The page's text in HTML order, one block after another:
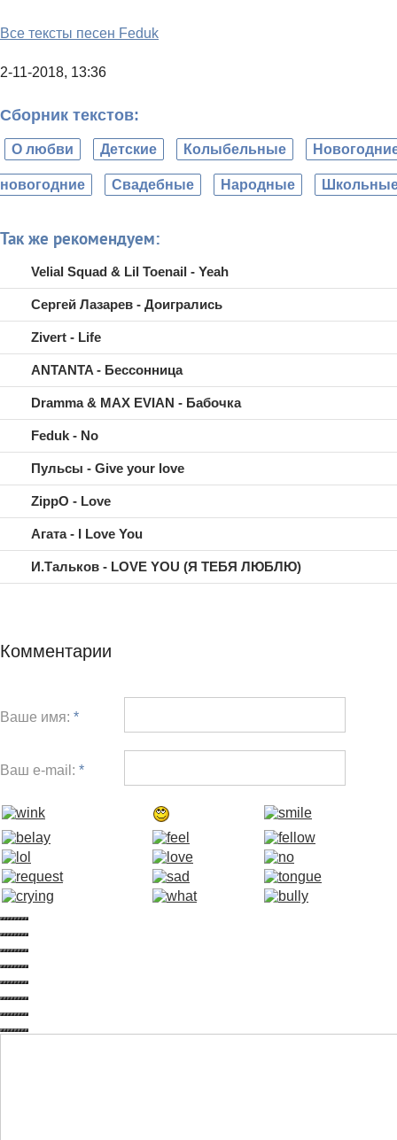
Все тексты песен Feduk
2-11-2018, 13:36
Сборник текстов:
О любви Детские Колыбельные
новогодние Свадебные Народные
Так же рекомендуем:
Velial Squad & Lil Toenail - Yeah
Сергей Лазарев - Доигрались
Zivert - Life
ANTANTA - Бессонница
Dramma & MAX EVIAN - Бабочка
Feduk - No
Пульсы - Give your love
ZippO - Love
Агата - I Love You
И.Тальков - LOVE YOU (Я ТЕБЯ ЛЮБЛЮ)
Комментарии
Ваше имя: *
Ваш e-mail: *